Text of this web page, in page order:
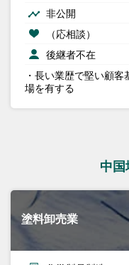
非公開
（応相談）
後継者不在
・長い業歴で堅い顧
場を有する
中
塗料卸売業